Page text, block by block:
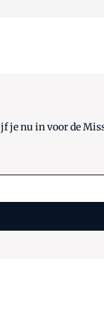
je nu in voor de